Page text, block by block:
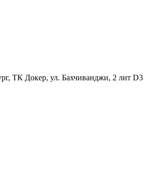
, ТК Докер, ул. Бахчиванджи, 2 лит D3